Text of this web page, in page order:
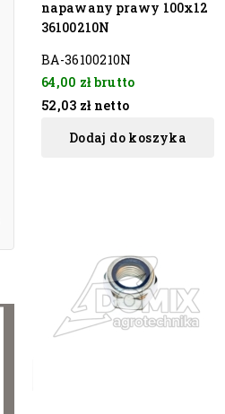
napawany prawy 100x12
36100210N
BA-36100210N
64,00 złbrutto
52,03 zł netto
Dodaj do koszyka